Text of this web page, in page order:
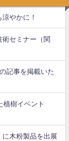
やかに！
セミナー（関
記事を掲載いた
植樹イベント
木粉製品を出展